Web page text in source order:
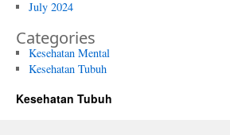
July 2024
Categories
Kesehatan Mental
Kesehatan Tubuh
Kesehatan Tubuh